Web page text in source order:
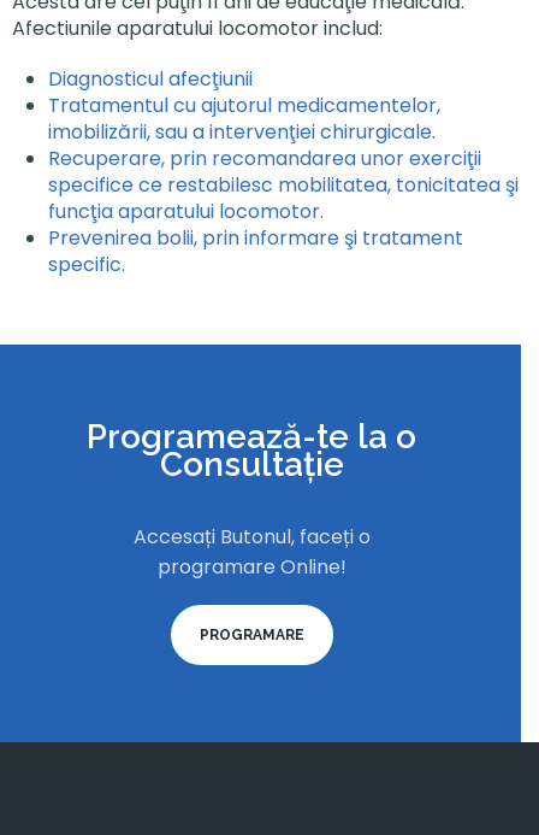
Afectiunile aparatului locomotor includ:
Diagnosticul afecţiunii
Tratamentul cu ajutorul medicamentelor,
imobilizării, sau a intervenţiei chirurgicale.
Recuperare, prin recomandarea unor exerciţii
specifice ce restabilesc mobilitatea, tonicitatea şi
funcţia aparatului locomotor.
Prevenirea bolii, prin informare şi tratament
specific.
Programează-te la o
Consultație
Accesați Butonul, faceți o
programare Online!
PROGRAMARE